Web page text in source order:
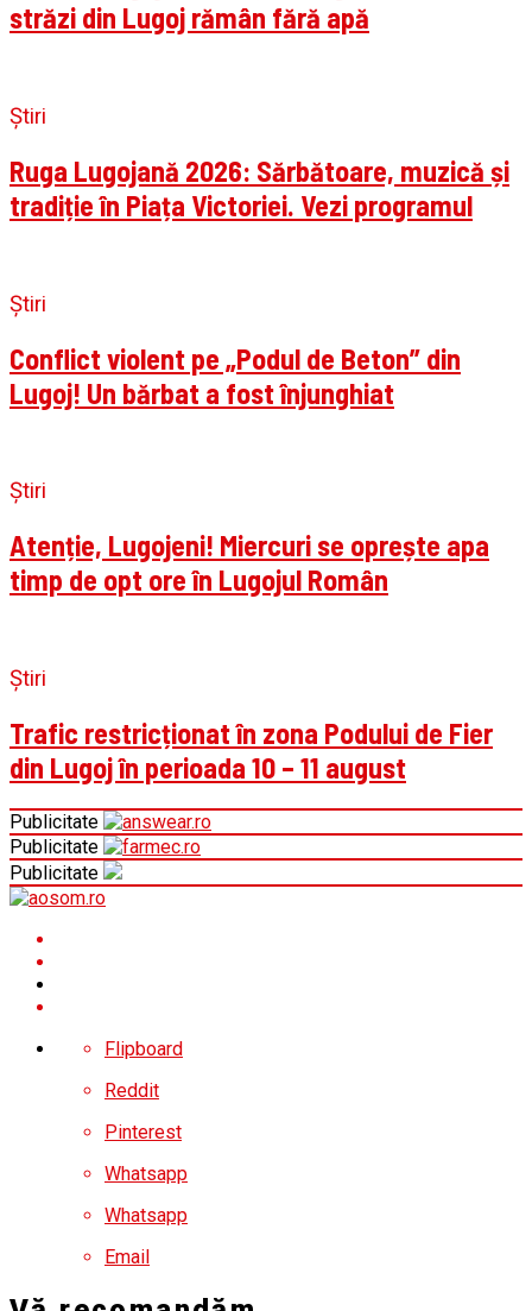
străzi din Lugoj rămân fără apă
Știri
Ruga Lugojană 2026: Sărbătoare, muzică și
tradiție în Piața Victoriei. Vezi programul
Știri
Conflict violent pe „Podul de Beton” din
Lugoj! Un bărbat a fost înjunghiat
Știri
Atenție, Lugojeni! Miercuri se oprește apa
timp de opt ore în Lugojul Român
Știri
Trafic restricționat în zona Podului de Fier
din Lugoj în perioada 10 – 11 august
Publicitate
Publicitate
Publicitate
Flipboard
Reddit
Pinterest
Whatsapp
Whatsapp
Email